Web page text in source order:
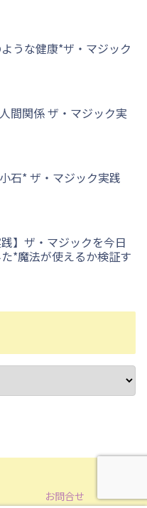
うな健康*ザ・マジック
間関係 ザ・マジック実
石* ザ・マジック実践
践】ザ・マジックを今日
*魔法が使えるか検証す
お問合せ